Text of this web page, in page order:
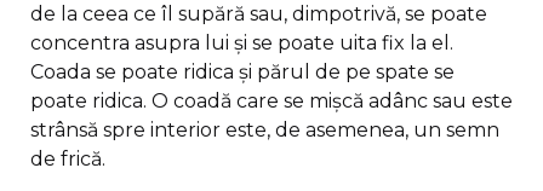
de la ceea ce îl supără sau, dimpotrivă, se poate
concentra asupra lui și se poate uita fix la el.
Coada se poate ridica și părul de pe spate se
poate ridica. O coadă care se mișcă adânc sau este
strânsă spre interior este, de asemenea, un semn
de frică.